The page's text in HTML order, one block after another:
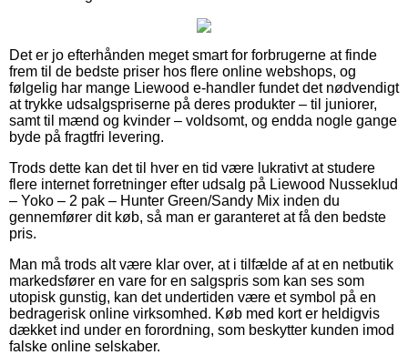
Det er jo efterhånden meget smart for forbrugerne at finde
frem til de bedste priser hos flere online webshops, og
følgelig har mange Liewood e-handler fundet det nødvendigt
at trykke udsalgspriserne på deres produkter – til juniorer,
samt til mænd og kvinder – voldsomt, og endda nogle gange
byde på fragtfri levering.
Trods dette kan det til hver en tid være lukrativt at studere
flere internet forretninger efter udsalg på Liewood Nusseklud
– Yoko – 2 pak – Hunter Green/Sandy Mix inden du
gennemfører dit køb, så man er garanteret at få den bedste
pris.
Man må trods alt være klar over, at i tilfælde af at en netbutik
markedsfører en vare for en salgspris som kan ses som
utopisk gunstig, kan det undertiden være et symbol på en
bedragerisk online virksomhed. Køb med kort er heldigvis
dækket ind under en forordning, som beskytter kunden imod
falske online selskaber.